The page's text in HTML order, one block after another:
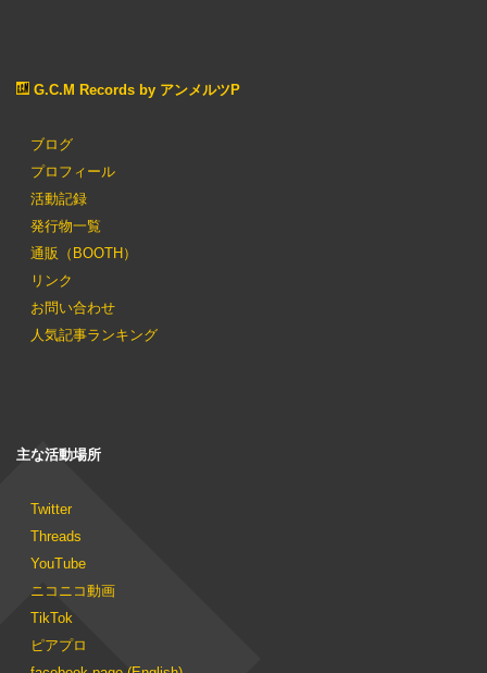
G.C.M Records by アンメルツP
ブログ
プロフィール
活動記録
発行物一覧
通販（BOOTH）
リンク
お問い合わせ
人気記事ランキング
主な活動場所
Twitter
Threads
YouTube
ニコニコ動画
TikTok
ピアプロ